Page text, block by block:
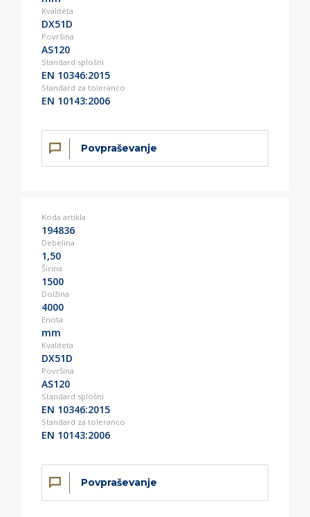
Kvaliteta
DX51D
Površina
AS120
Standard splošni
EN 10346:2015
Standard za toleranco
EN 10143:2006
Povpraševanje
Koda artikla
194836
Debelina
1,50
Širina
1500
Dolžina
4000
Enota
mm
Kvaliteta
DX51D
Površina
AS120
Standard splošni
EN 10346:2015
Standard za toleranco
EN 10143:2006
Povpraševanje